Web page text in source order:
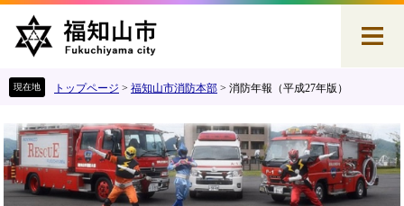
す
。
し
て
本
文
トップページ > 福知山市消防本部 > 消防年報（平成27年版）